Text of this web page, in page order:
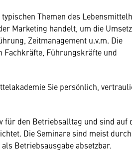
Themen des
Marketing handelt, um die
Zeitmanagement u.v.m. Die
Fachkräfte, Führungskräfte und
Sie persönlich,
für den Betriebsalltag und sind auf
Die Seminare sind meist
Betriebsausgabe absetzbar.